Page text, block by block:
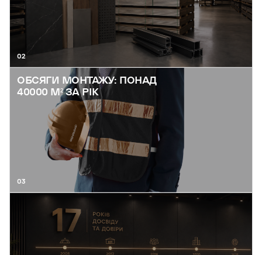
02
ОБСЯГИ МОНТАЖУ: ПОНАД
40000 М² ЗА РІК
03